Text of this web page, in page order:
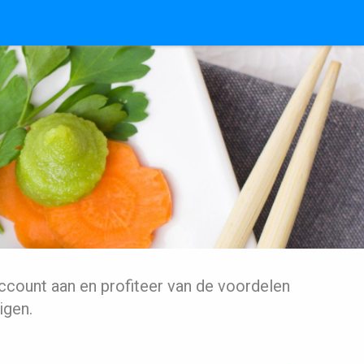
aan en profiteer van de voordelen